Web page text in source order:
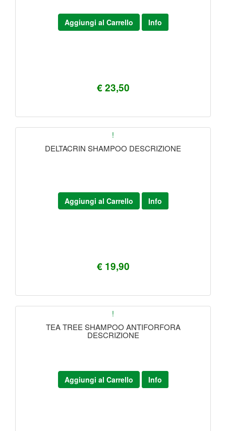
€ 23,50
Aggiungi al Carrello Info
!
DELTACRIN SHAMPOO DESCRIZIONE
€ 19,90
Aggiungi al Carrello Info
!
TEA TREE SHAMPOO ANTIFORFORA
DESCRIZIONE
Aggiungi al Carrello Info